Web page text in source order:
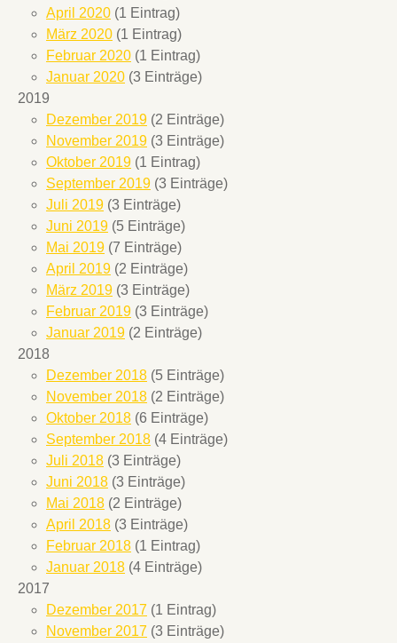
April 2020 (1 Eintrag)
März 2020 (1 Eintrag)
Februar 2020 (1 Eintrag)
Januar 2020 (3 Einträge)
2019
Dezember 2019 (2 Einträge)
November 2019 (3 Einträge)
Oktober 2019 (1 Eintrag)
September 2019 (3 Einträge)
Juli 2019 (3 Einträge)
Juni 2019 (5 Einträge)
Mai 2019 (7 Einträge)
April 2019 (2 Einträge)
März 2019 (3 Einträge)
Februar 2019 (3 Einträge)
Januar 2019 (2 Einträge)
2018
Dezember 2018 (5 Einträge)
November 2018 (2 Einträge)
Oktober 2018 (6 Einträge)
September 2018 (4 Einträge)
Juli 2018 (3 Einträge)
Juni 2018 (3 Einträge)
Mai 2018 (2 Einträge)
April 2018 (3 Einträge)
Februar 2018 (1 Eintrag)
Januar 2018 (4 Einträge)
2017
Dezember 2017 (1 Eintrag)
November 2017 (3 Einträge)